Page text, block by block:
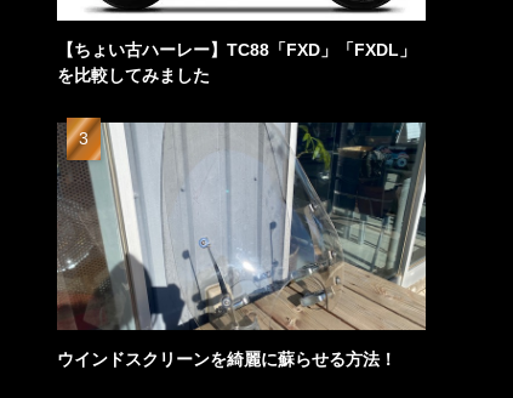
【ちょい古ハーレー】TC88「FXD」「FXDL」
を比較してみました
ウインドスクリーンを綺麗に蘇らせる方法！